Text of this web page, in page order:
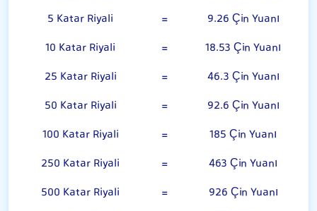
5 Katar Riyali
=
9.26 Çin Yuanı
10 Katar Riyali
=
18.53 Çin Yuanı
25 Katar Riyali
=
46.3 Çin Yuanı
50 Katar Riyali
=
92.6 Çin Yuanı
100 Katar Riyali
=
185 Çin Yuanı
250 Katar Riyali
=
463 Çin Yuanı
500 Katar Riyali
=
926 Çin Yuanı